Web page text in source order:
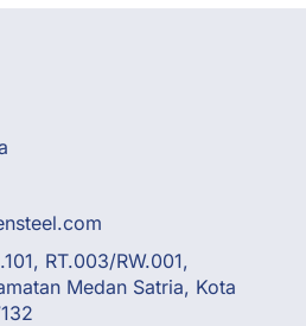
RT.003/RW.001,
Medan Satria, Kota